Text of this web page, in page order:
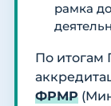
рамка
По итогам
ФРМР